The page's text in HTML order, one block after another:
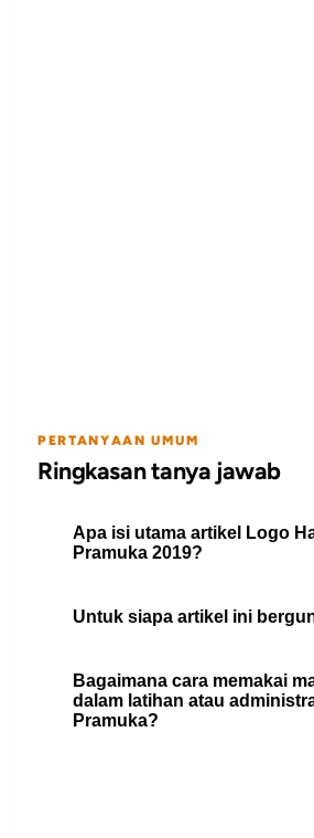
PERTANYAAN UMUM
Ringkasan tanya jawab
Apa isi utama artikel Logo
Pramuka 2019?
Identitas. Tidak hanya
logo juga sebagai alat
Untuk siapa artikel ini
Artikel ini berguna untuk
Pramuka, peserta didik,
Bagaimana cara memakai
dalam latihan atau
Pramuka?